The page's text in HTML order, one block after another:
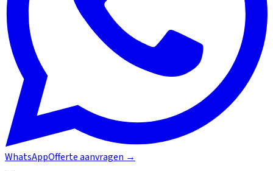
WhatsAppOfferte aanvragen →